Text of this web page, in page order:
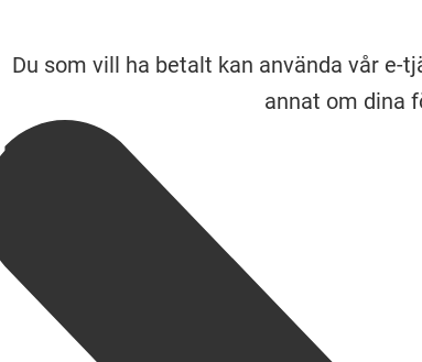
Du som vill ha betalt kan använda vår e-
annat om dina